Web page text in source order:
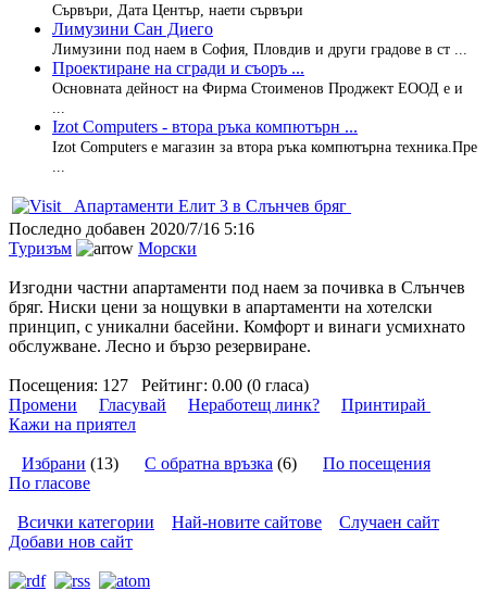
Сървъри, Дата Център, наети сървъри
Лимузини Сан Диего
Лимузини под наем в София, Пловдив и други градове в ст ...
Проектиране на сгради и съоръ ...
Основната дейност на Фирма Стоименов Проджект ЕООД е и
Izot Computers - втора ръка компютърн ...
Izot Computers е магазин за втора ръка компютърна техника.Пре
Апартаменти Елит 3 в Слънчев бряг
Последно добавен 2020/7/16 5:16
Туризъм
Морски
Изгодни частни апартаменти под наем за почивка в Слънчев
бряг. Ниски цени за нощувки в апартаменти на хотелски
принцип, с уникални басейни. Комфорт и винаги усмихнато
обслужване. Лесно и бързо резервиране.
Посещения: 127 Рейтинг: 0.00 (0 гласа)
Промени
Гласувай Неработещ линк?
Принтирай
Кажи на приятел
Избрани (13) С обратна връзка (6) По посещения
По гласове
Всички категории Най-новите сайтове
Случаен сайт
Добави нов сайт